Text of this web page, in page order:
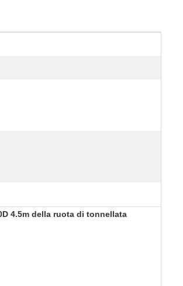
4.5m della ruota di tonnellata